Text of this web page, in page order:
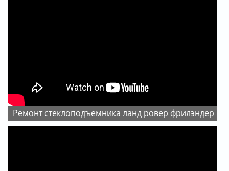
ремонт стеклоподъемника ланд ровер фрилэндер